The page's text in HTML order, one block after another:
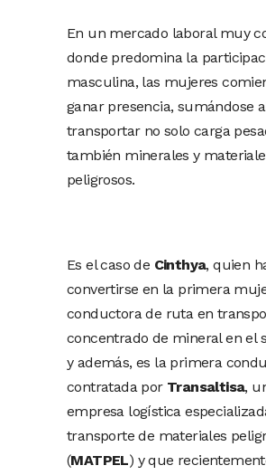
En un mercado laboral muy
donde predomina la
masculina, las mujeres
ganar presencia, sumándose
transportar no solo carga
también minerales y
peligrosos.
Es el caso de Cinthya, quien
convertirse en la primera
conductora de ruta en
concentrado de mineral en el
y además, es la primera
contratada por Transaltisa,
empresa logística
transporte de materiales
(MATPEL) y que